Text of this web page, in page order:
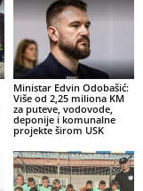
Ministar Edvin Odobašić:
Više od 2,25 miliona KM
za puteve, vodovode,
deponije i komunalne
projekte širom USK